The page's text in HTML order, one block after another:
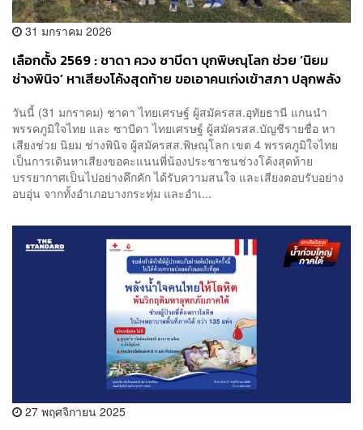
31 มกราคม 2026
เลือกตั้ง 2569 : ชาดา ควง ซาบีดา บุกพิษณุโลก ช่วย ‘นิยม
ช่างพินิจ’ หาเสียงโค้งสุดท้าย ขอเอาคนเก่งเข้าสภา ปลุกพลัง
วันนี้ (31 มกราคม) ชาดา ไทยเศรษฐ์ ผู้สมัครสส.อุทัยธานี แกนนำ
พรรคภูมิใจไทย และ ซาบีดา ไทยเศรษฐ์ ผู้สมัครสส.บัญชีรายชื่อ หา
เสียงช่วย นิยม ช่างพินิจ ผู้สมัครสส.พิษณุโลก เขต 4 พรรคภูมิใจไทย
เป็นการเดินหาเสียงขอคะแนนพี่น้องประชาชนช่วงโค้งสุดท้าย
บรรยากาศเป็นไปอย่างคึกคัก ได้รับความสนใจ และเสียงตอบรับอย่าง
อบอุ่น จากทั้งอำเภอบางกระทุ่ม และอำเ...
27 พฤศจิกายน 2025